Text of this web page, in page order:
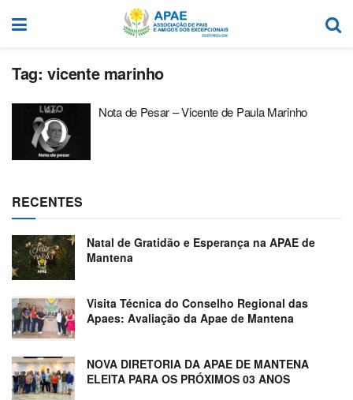
Tag: vicente marinho
Nota de Pesar – Vicente de Paula Marinho
RECENTES
Natal de Gratidão e Esperança na APAE de
Mantena
Visita Técnica do Conselho Regional das
Apaes: Avaliação da Apae de Mantena
NOVA DIRETORIA DA APAE DE MANTENA
ELEITA PARA OS PRÓXIMOS 03 ANOS